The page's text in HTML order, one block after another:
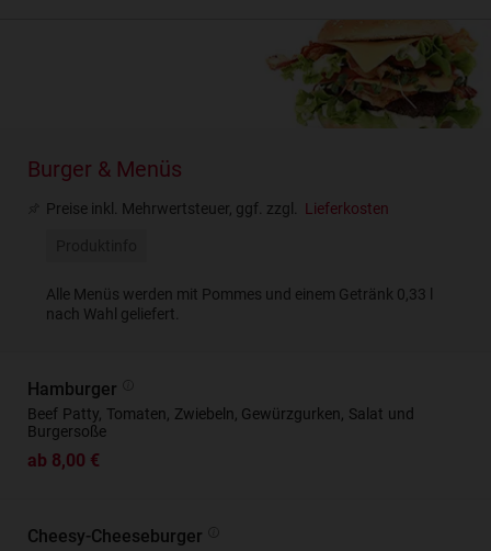
Burger & Menüs
Preise inkl. Mehrwertsteuer, ggf. zzgl. Lieferkosten
Alle Menüs werden mit Pommes und einem Getränk 0,33 l
nach Wahl geliefert.
Hamburger
Beef Patty, Tomaten, Zwiebeln, Gewürzgurken, Salat und
Burgersoße
ab 8,00 €
Cheesy-Cheeseburger